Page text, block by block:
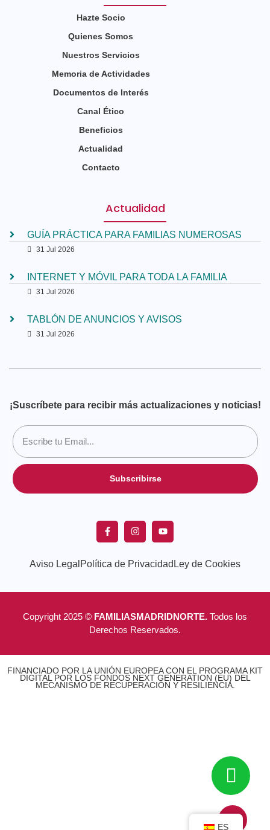
Hazte Socio
Quienes Somos
Nuestros Servicios
Memoria de Actividades
Documentos de Interés
Canal Ético
Beneficios
Actualidad
Contacto
Actualidad
GUÍA PRÁCTICA PARA FAMILIAS NUMEROSAS
31 Jul 2026
INTERNET Y MÓVIL PARA TODA LA FAMILIA
31 Jul 2026
TABLÓN DE ANUNCIOS Y AVISOS
31 Jul 2026
¡Suscríbete para recibir más actualizaciones y noticias!
Subscribirse
Aviso Legal Política de Privacidad Ley de Cookies
Copyright 2025 © FAMILIASMADRIDNORTE. Todos los
Derechos Reservados.
FINANCIADO POR LA UNIÓN EUROPEA CON EL PROGRAMA KIT
DIGITAL POR LOS FONDOS NEXT GENERATION (EU) DEL
MECANISMO DE RECUPERACIÓN Y RESILIENCIA.
ES